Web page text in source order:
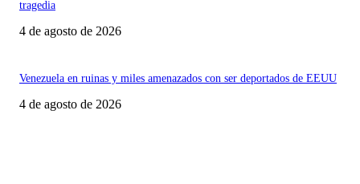
tragedia
4 de agosto de 2026
Venezuela en ruinas y miles amenazados con ser deportados de EEUU
4 de agosto de 2026